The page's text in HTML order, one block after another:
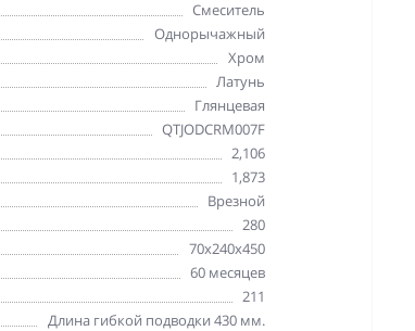
Смеситель
Однорычажный
Хром
Латунь
Глянцевая
QTJODCRM007F
2,106
1,873
Врезной
280
70x240x450
60 месяцев
211
Длина гибкой подводки 430 мм.